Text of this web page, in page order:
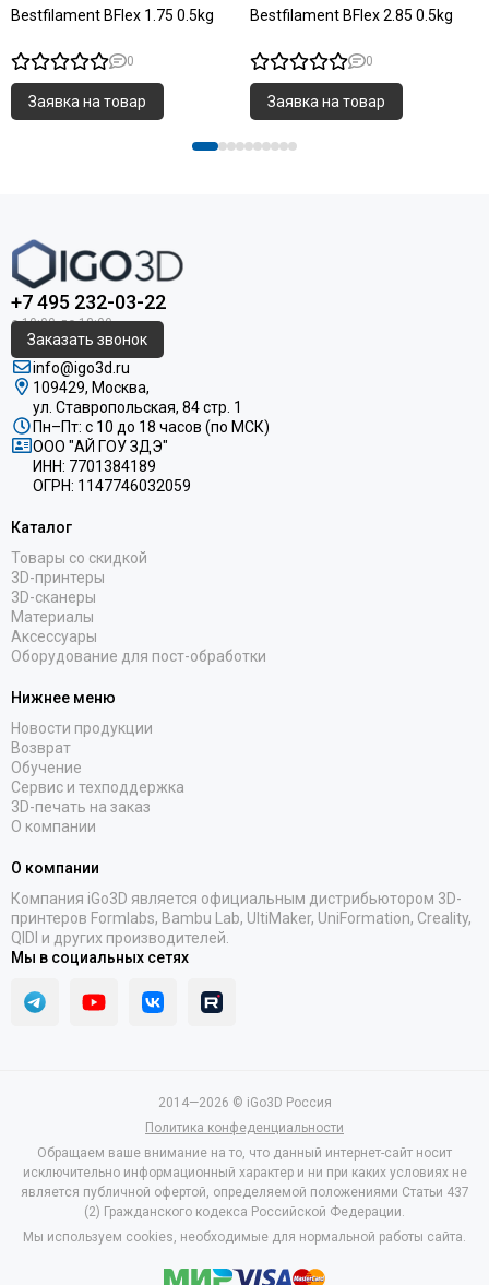
Bestfilament BFlex 1.75 0.5kg
0
Заявка на товар
Bestfilament BFlex 2.85 0.5kg
0
Заявка на товар
+7 495 232-03-22
Заказать звонок
info@igo3d.ru
109429, Москва,
ул. Ставропольская, 84 стр. 1
Пн–Пт: с 10 до 18 часов (по МСК)
ООО "АЙ ГОУ ЗДЭ"
ИНН: 7701384189
ОГРН: 1147746032059
Каталог
Товары со скидкой
3D-принтеры
3D-сканеры
Материалы
Аксессуары
Оборудование для пост-обработки
Нижнее меню
Новости продукции
Возврат
Обучение
Сервис и техподдержка
3D-печать на заказ
О компании
О компании
Компания iGo3D является официальным дистрибьютором 3D-
принтеров Formlabs, Bambu Lab, UltiMaker, UniFormation, Creality,
QIDI и других производителей.
Мы в социальных сетях
2014—2026 © iGo3D Россия
Политика конфеденциальности
Обращаем ваше внимание на то, что данный интернет-сайт носит
исключительно информационный характер и ни при каких условиях не
является публичной офертой, определяемой положениями Статьи 437
(2) Гражданского кодекса Российской Федерации.
Мы используем cookies, необходимые для нормальной работы сайта.